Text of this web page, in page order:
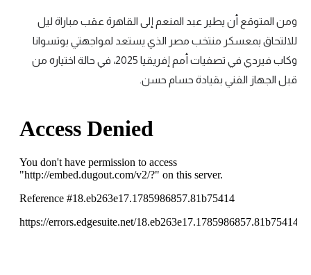
ومن المتوقع أن يطير عبد المنعم إلى القاهرة عقب مباراة ليل
للالتحاق بمعسكر منتخب مصر الذي يستعد لمواجهتي بوتسوانا
وكاب فيردي في تصفيات أمم إفريقيا 2025، في حالة اختياره من
قبل الجهاز الفني بقيادة حسام حسن.